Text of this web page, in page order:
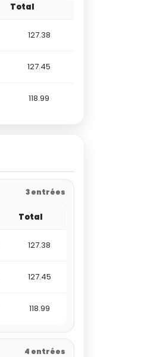
Total
127.38
127.45
118.99
3 entrées
Total
127.38
127.45
118.99
4 entrées